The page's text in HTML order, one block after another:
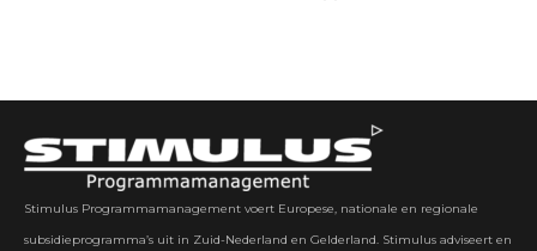
Stimulus Programmamanagement voert Europese, nationale en regionale
subsidieprogramma’s uit in Zuid-Nederland en Gelderland. Stimulus adviseert en